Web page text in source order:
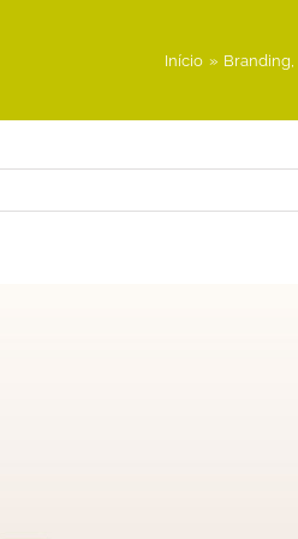
Início » Branding